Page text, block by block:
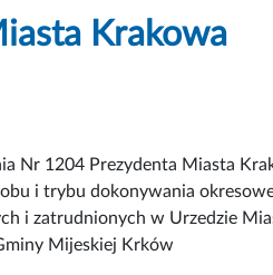
Krakowa
Nr 1204 Prezydenta Miasta
i trybu dokonywania
i zatrudnionych w Urzedzie
Mijeskiej Krków